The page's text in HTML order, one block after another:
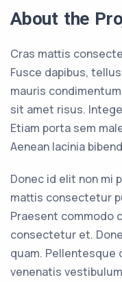
About the
Cras mattis
Fusce dapibus,
mauris
sit amet risus.
Etiam porta sem
Aenean lacinia
Donec id elit non mi
mattis consectetur
Praesent commodo
consectetur et.
quam. Pellentesque
venenatis